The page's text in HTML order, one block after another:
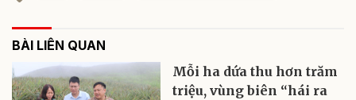
BÀI LIÊN QUAN
Mỗi ha dứa thu hơn trăm
triệu, vùng biên “hái ra